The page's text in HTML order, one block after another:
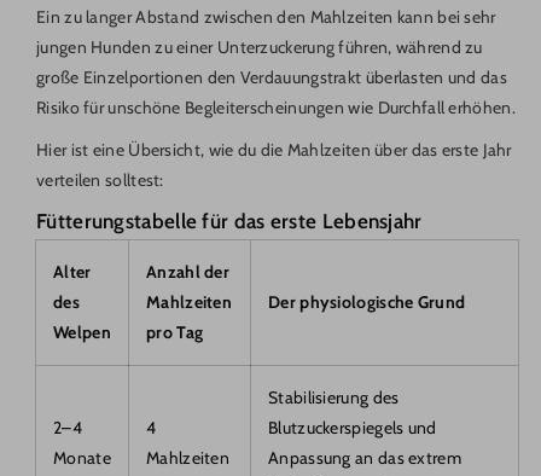
Ein zu langer Abstand zwischen den Mahlzeiten kann bei sehr
jungen Hunden zu einer Unterzuckerung führen, während zu
große Einzelportionen den Verdauungstrakt überlasten und das
Risiko für unschöne Begleiterscheinungen wie Durchfall erhöhen.
Hier ist eine Übersicht, wie du die Mahlzeiten über das erste Jahr
verteilen solltest:
Fütterungstabelle für das erste Lebensjahr
Alter
des
Welpen
Anzahl der
Mahlzeiten
pro Tag
Der physiologische Grund
2–4
Monate
4
Mahlzeiten
Stabilisierung des
Blutzuckerspiegels und
Anpassung an das extrem